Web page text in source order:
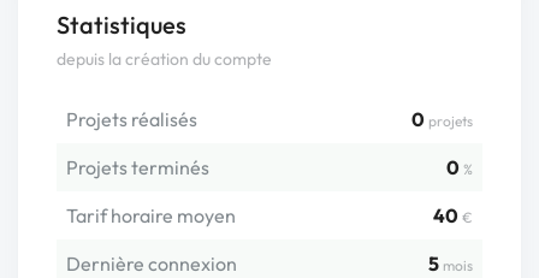
Statistiques
depuis la création du compte
Projets réalisés 0 projets
Projets terminés 0 %
Tarif horaire moyen 40 €
Dernière connexion 5 mois